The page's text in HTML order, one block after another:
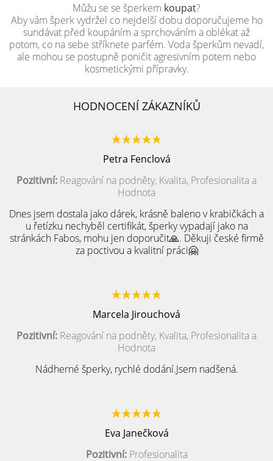
Můžu se se šperkem koupat?
Aby vám šperk vydržel co nejdelší dobu doporučujeme ho
sundávat před koupáním a sprchováním a oblékat až
potom, co na sebe stříknete parfém. Voda šperkům nevadí,
ale mohou se postupně poničit agresivním potem nebo
kosmetickými přípravky.
HODNOCENÍ ZÁKAZNÍKŮ
Petra Fenclová
Pozitivní: Reagování na podněty, Kvalita, Profesionalita a
Hodnota
Dnes jsem dostala jako dárek, krásně baleno v krabičkách a
u řetízku nechyběl certifikát, šperky vypadají jako na
stránkách Fabos, mohu jen doporučit🙏. Děkuji české firmě
za poctivou a kvalitní práci🤗
Marcela Jirouchová
Pozitivní: Reagování na podněty, Kvalita, Profesionalita a
Hodnota
Nádherné šperky, rychlé dodání.Jsem nadšená.
Eva Janečková
Pozitivní:Profesionalita